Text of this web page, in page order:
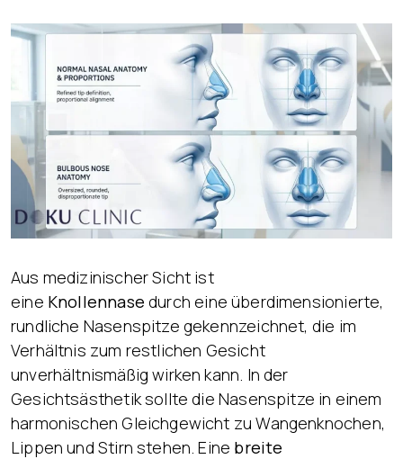
Aus medizinischer Sicht ist
eine Knollennase durch eine überdimensionierte,
rundliche Nasenspitze gekennzeichnet, die im
Verhältnis zum restlichen Gesicht
unverhältnismäßig wirken kann. In der
Gesichtsästhetik sollte die Nasenspitze in einem
harmonischen Gleichgewicht zu Wangenknochen,
Lippen und Stirn stehen. Eine breite